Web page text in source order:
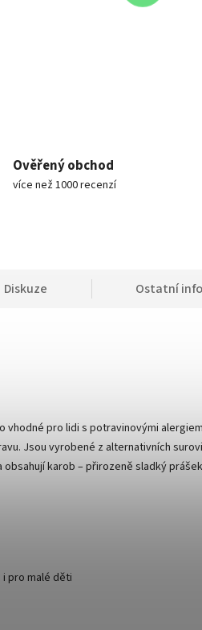
Ověřený obchod
více než 1000 recenzí
Diskuze Ostatní
vhodné pro lidi s potravinovými
Jsou vyrobené z alternativních
karob – přirozeně sladký prášek
pro malé děti